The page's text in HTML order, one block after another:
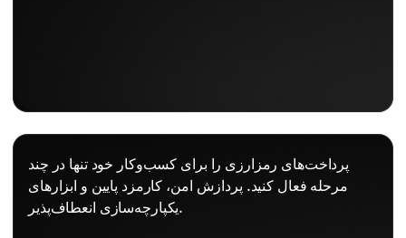
پرداخت‌های رمزارزی را برای کسب‌وکار خود تنها در چند
مرحله فعال کنید. پردازش امن، کارمزد پایین و ابزارهای
یکپارچه‌سازی انعطاف‌پذیر.